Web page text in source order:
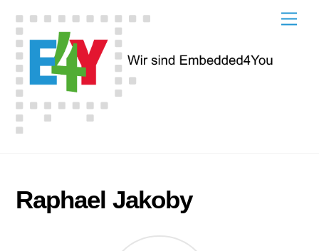
content
Raphael Jakoby